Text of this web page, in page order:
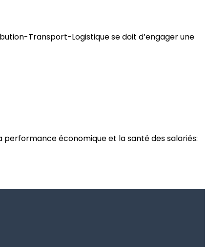
Transport-Logistique se doit d’engager une
performance économique et la santé des salariés: